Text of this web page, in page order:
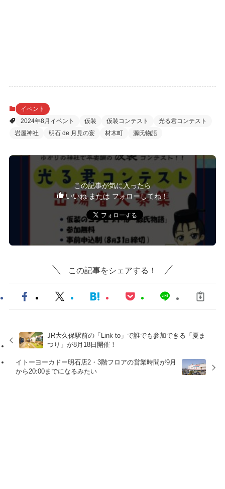
イベント
2024年8月イベント
仮装 仮装コンテスト
光る君コンテスト
岩屋神社
明石 de 月見の宴 材木町 源氏物語
この記事が気に入ったら
いいね または フォローしてね！
この記事をシェアする！
JR大久保駅前の「Link-to」で誰でも参加できる「夏ま
つり」が8月18日開催！
イトーヨーカドー明石店2・3階フロアの営業時間が9月
から20:00までになるみたい